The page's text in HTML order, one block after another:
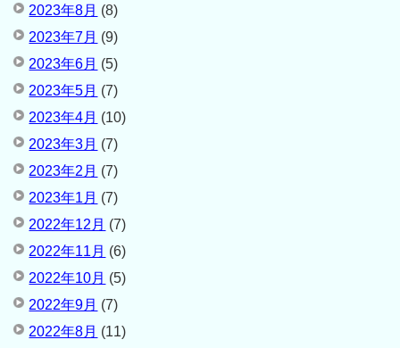
2023年8月 (8)
2023年7月 (9)
2023年6月 (5)
2023年5月 (7)
2023年4月 (10)
2023年3月 (7)
2023年2月 (7)
2023年1月 (7)
2022年12月 (7)
2022年11月 (6)
2022年10月 (5)
2022年9月 (7)
2022年8月 (11)